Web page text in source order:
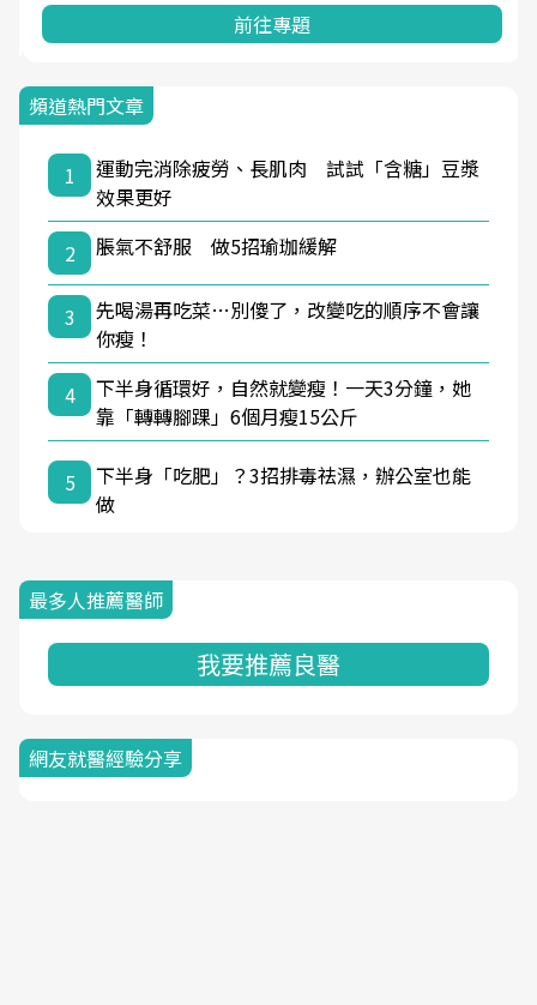
前往專題
頻道熱門文章
1
運動完消除疲勞、長肌肉 試試「含糖」豆漿
效果更好
2
脹氣不舒服 做5招瑜珈緩解
3
先喝湯再吃菜…別傻了，改變吃的順序不會讓
你瘦！
4
下半身循環好，自然就變瘦！一天3分鐘，她
靠「轉轉腳踝」6個月瘦15公斤
5
下半身「吃肥」？3招排毒祛濕，辦公室也能
做
最多人推薦醫師
我要推薦良醫
網友就醫經驗分享